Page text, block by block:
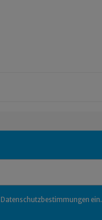
Datenschutzbestimmungen ein.